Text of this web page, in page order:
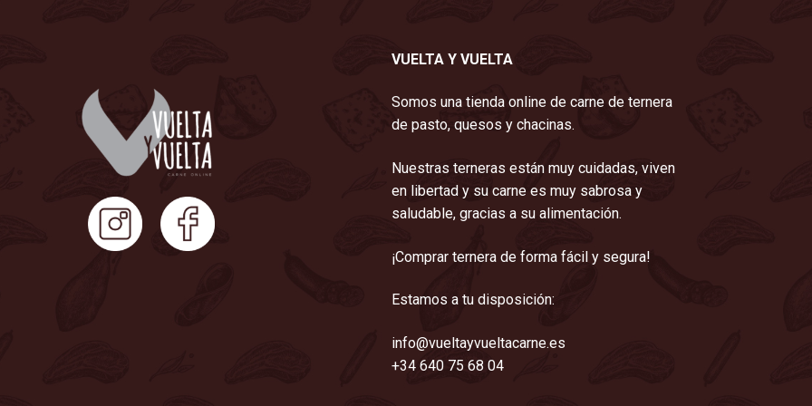
VUELTA Y VUELTA
Somos una tienda online de carne de ternera
de pasto, quesos y chacinas.
Nuestras terneras están muy cuidadas, viven
en libertad y su carne es muy sabrosa y
saludable, gracias a su alimentación.
¡Comprar ternera de forma fácil y segura!
Estamos a tu disposición:
info@vueltayvueltacarne.es
+34 640 75 68 04